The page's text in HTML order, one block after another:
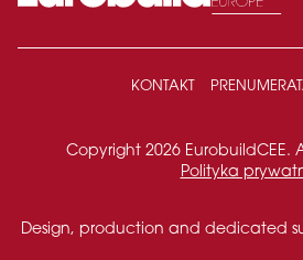
KONTAKT
Copyright 2026 EurobuildCEE.
Polityka
Design, production and dedicated